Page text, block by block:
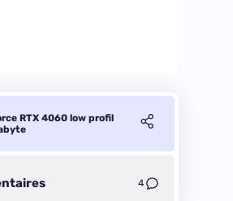
RTX 4060 low profil
4